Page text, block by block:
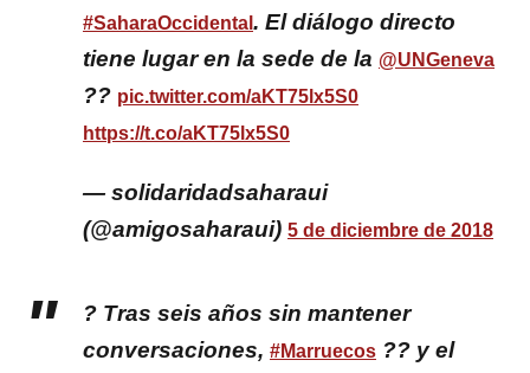
#SaharaOccidental . El diálogo directo
tiene lugar en la sede de la @UNGeneva
?? pic.twitter.com/aKT75lx5S0
https://t.co/aKT75lx5S0
— solidaridadsaharaui
(@amigosaharaui) 5 de diciembre de 2018
? Tras seis años sin mantener
conversaciones, #Marruecos ?? y el